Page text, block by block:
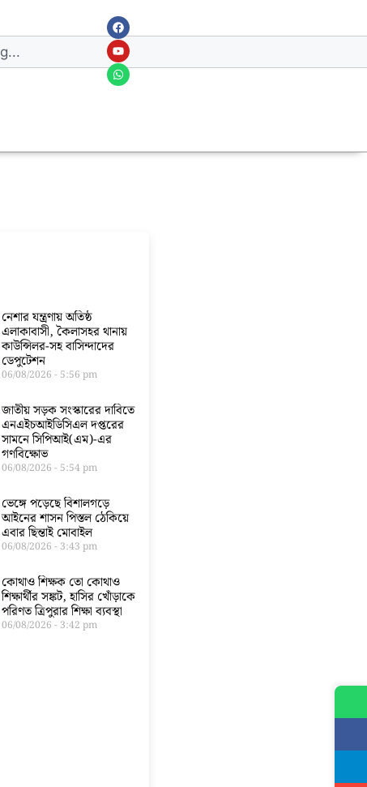
নেশার যন্ত্রণায় অতিষ্ঠ
এলাকাবাসী, কৈলাসহর থানায়
কাউন্সিলর-সহ বাসিন্দাদের
ডেপুটেশন
06/08/2026 5:56 pm
জাতীয় সড়ক সংস্কারের দাবিতে
এনএইচআইডিসিএল দপ্তরের
সামনে সিপিআই(এম)-এর
গণবিক্ষোভ
06/08/2026 5:54 pm
ভেঙ্গে পড়েছে বিশালগড়ে
আইনের শাসন পিস্তল ঠেকিয়ে
এবার ছিন্তাই মোবাইল
06/08/2026 3:43 pm
কোথাও শিক্ষক তো কোথাও
শিক্ষার্থীর সঙ্কট, হাসির খোঁড়াকে
পরিণত ত্রিপুরার শিক্ষা ব্যবস্থা
06/08/2026 3:42 pm